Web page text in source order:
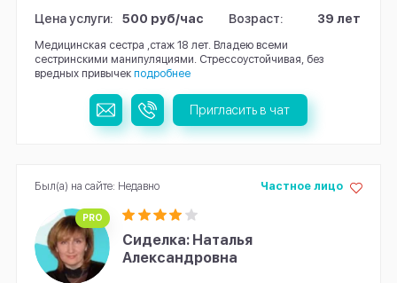
Цена услуги: 500 руб/час Возраст: 39 лет
Медицинская сестра ,стаж 18 лет. Владею всеми
сестринскими манипуляциями. Стрессоустойчивая, без
вредных привычек подробнее
Пригласить в чат
PRO
Сиделка: Наталья
Александровна
Частное лицо
Был(а) на сайте: Недавно